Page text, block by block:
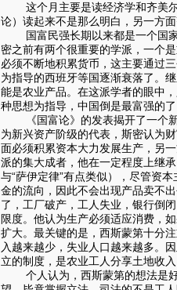
这个月主要是读经济学和齐美尔
论）读起来不是那么明白，另一方
国富民强长期以来都是一个国家
密之前有两个很重要的学派，一个
必须不断地积累货币，这主要通过
为指导的西班牙等国逐渐衰落了。
能是农业产品。在这派学者的眼中
种思想为指导，中国倒是最富强的
《国富论》的发表揭开了一个新
为新兴资产阶级的代表，斯密认为
面必须积累资本大力发展生产，另
派的集大成者，他在一定程度上继
与“萨伊定律”有点类似），尽管资
金的流向，因此不会出现产品卖不
了，工厂破产，工人失业，银行倒
限度。他认为生产必须适应消费，
扩大。最关键的是，西斯蒙第十分
入越来越少，失业人口越来越多。
立的制度，是农业工人分享土地收
个人认为，西斯蒙第的想法是好